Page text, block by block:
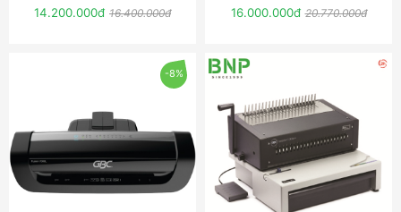
14.200.000đ 16.400.000đ 16.000.000đ 20.770.000đ
-8%